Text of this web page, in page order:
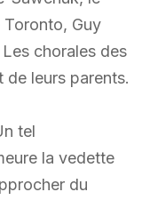
Toronto, Guy
chorales des
leurs parents.
tel
la vedette
du